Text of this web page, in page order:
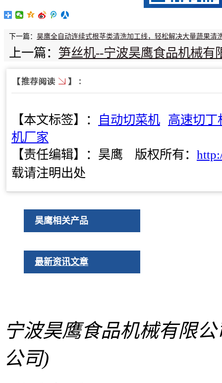
下一篇： 昊鹰全自动连续式根茎类清洗加工线，轻松解决大量蔬果清
上一篇： 笋丝机--宁波昊鹰食品机械有
【本文标签】： 自动切菜机
高速切丁
机厂家
【责任编辑】： 昊鹰 版权所有：
载请注明出处
昊鹰相关产品
最新资讯文章
宁波昊鹰食品机械有限公
公司)